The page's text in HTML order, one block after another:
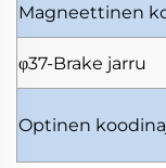
Magneettinen
φ37-Brake jarru
Optinen